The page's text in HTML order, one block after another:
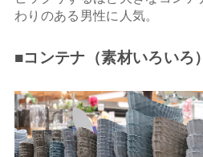
わりのある男性に人気。
■コンテナ（素材いろいろ）